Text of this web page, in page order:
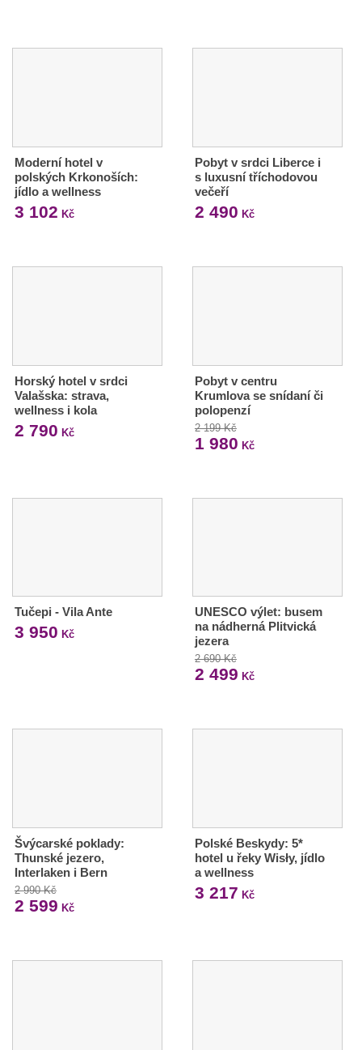
Moderní hotel v
polských Krkonoších:
jídlo a wellness
3 102 Kč
Pobyt v srdci Liberce i
s luxusní tříchodovou
večeří
2 490 Kč
Horský hotel v srdci
Valašska: strava,
wellness i kola
2 790 Kč
Pobyt v centru
Krumlova se snídaní či
polopenzí
2 199 Kč
1 980 Kč
Tučepi - Vila Ante
3 950 Kč
UNESCO výlet: busem
na nádherná Plitvická
jezera
2 690 Kč
2 499 Kč
Švýcarské poklady:
Thunské jezero,
Interlaken i Bern
2 990 Kč
2 599 Kč
Polské Beskydy: 5*
hotel u řeky Wisły, jídlo
a wellness
3 217 Kč